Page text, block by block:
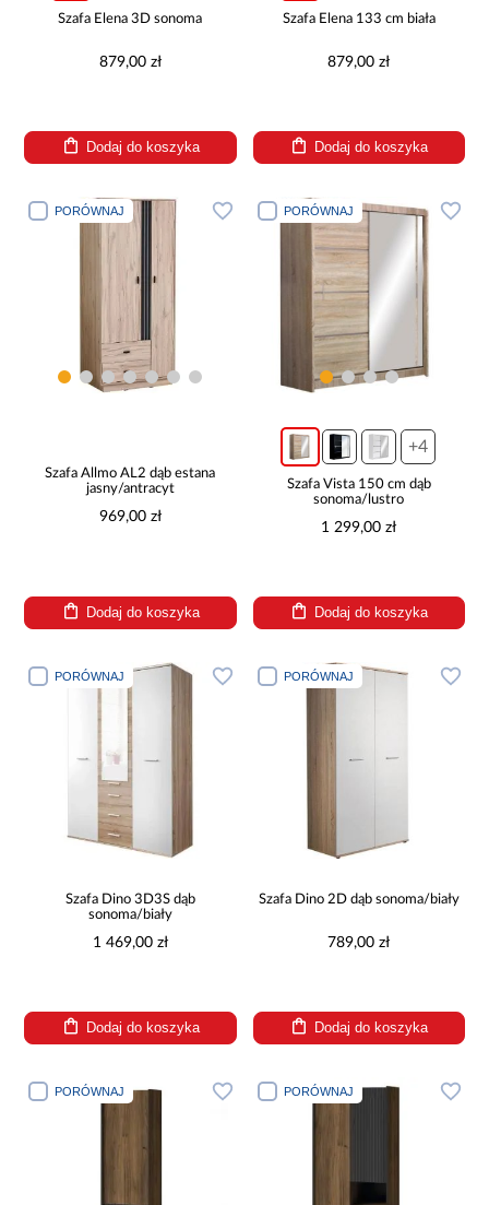
Szafa Elena 3D sonoma
879,00 zł
Dodaj do koszyka
Szafa Elena 133 cm biała
879,00 zł
Dodaj do koszyka
PORÓWNAJ
Szafa Allmo AL2 dąb estana
jasny/antracyt
969,00 zł
Dodaj do koszyka
PORÓWNAJ
+4
Szafa Vista 150 cm dąb
sonoma/lustro
1 299,00 zł
Dodaj do koszyka
PORÓWNAJ
Szafa Dino 3D3S dąb
sonoma/biały
1 469,00 zł
Dodaj do koszyka
PORÓWNAJ
Szafa Dino 2D dąb sonoma/biały
789,00 zł
Dodaj do koszyka
PORÓWNAJ PORÓWNAJ